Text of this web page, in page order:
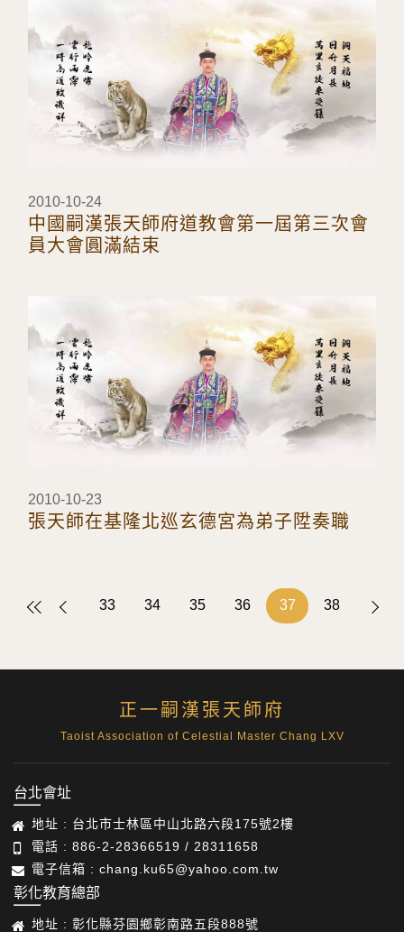
2010-10-24
中國嗣漢張天師府道教會第一屆第三次會
員大會圓滿結束
2010-10-23
張天師在基隆北巡玄德宮為弟子陞奏職
33 34 35 36 37 38
正一嗣漢張天師府
Taoist Association of Celestial Master Chang LXV
台北會址
地址 : 台北市士林區中山北路六段175號2樓
電話 : 886-2-28366519 / 28311658
電子信箱 : chang.ku65@yahoo.com.tw
彰化教育總部
地址 : 彰化縣芬園鄉彰南路五段888號